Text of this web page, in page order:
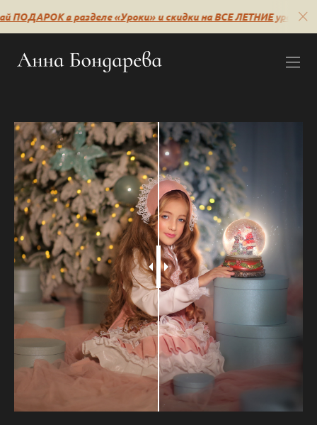
в разделе «Уроки» и скидки на ВСЕ ЛЕТНИЕ уроки🔥